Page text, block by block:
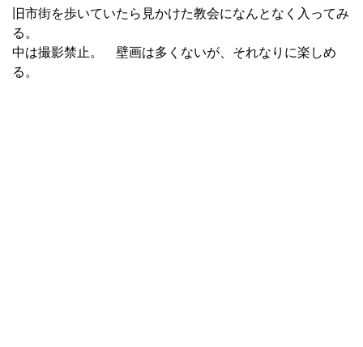
旧市街を歩いていたら見かけた教会になんとなく入ってみ
る。
中は撮影禁止。 壁画は多くないが、それなりに楽しめ
る。